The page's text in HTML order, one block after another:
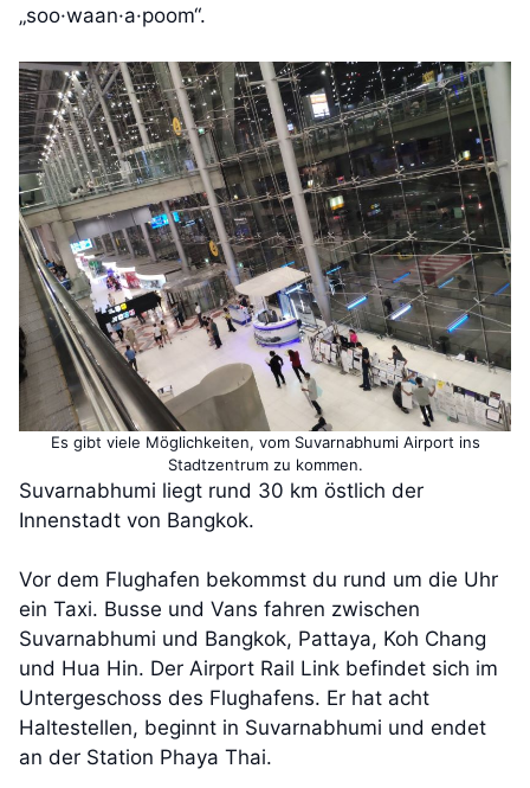
„soo·waan·a·poom“.
Es gibt viele Möglichkeiten, vom Suvarnabhumi Airport ins
Stadtzentrum zu kommen.
Suvarnabhumi liegt rund 30 km östlich der
Innenstadt von Bangkok.
Vor dem Flughafen bekommst du rund um die Uhr
ein Taxi. Busse und Vans fahren zwischen
Suvarnabhumi und Bangkok, Pattaya, Koh Chang
und Hua Hin. Der Airport Rail Link befindet sich im
Untergeschoss des Flughafens. Er hat acht
Haltestellen, beginnt in Suvarnabhumi und endet
an der Station Phaya Thai.